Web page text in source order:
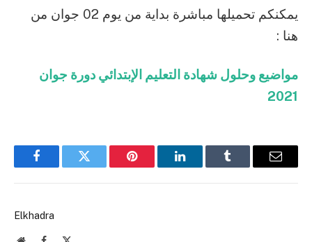
يمكنكم تحميلها مباشرة بداية من يوم 02 جوان من
هنا :
مواضيع وحلول شهادة التعليم الإبتدائي دورة جوان
2021
FacebookTwitter Pinterest LinkedInTumblr Email
Elkhadra
WebsiteFacebook